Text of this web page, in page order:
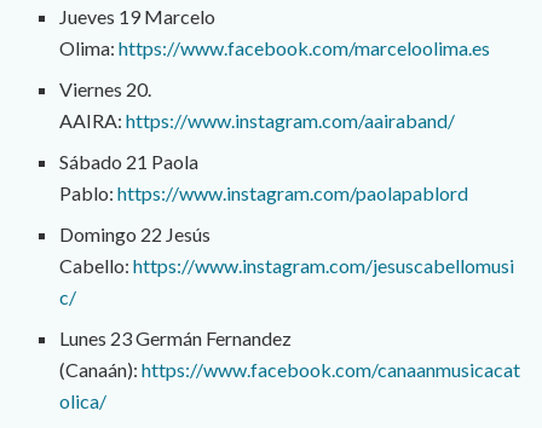
Jueves 19 Marcelo
Olima:https://www.facebook.com/marceloolima.es
Viernes 20.
AAIRA:https://www.instagram.com/aairaband/
Sábado 21 Paola
Pablo:https://www.instagram.com/paolapablord
Domingo 22 Jesús
Cabello:https://www.instagram.com/jesuscabellomusi
c/
Lunes 23 Germán Fernandez
(Canaán):https://www.facebook.com/canaanmusicacat
olica/